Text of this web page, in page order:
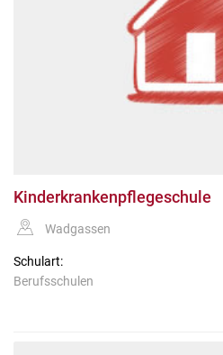
Kinderkrankenpflegeschule
Wadgassen
Schulart:
Berufsschulen